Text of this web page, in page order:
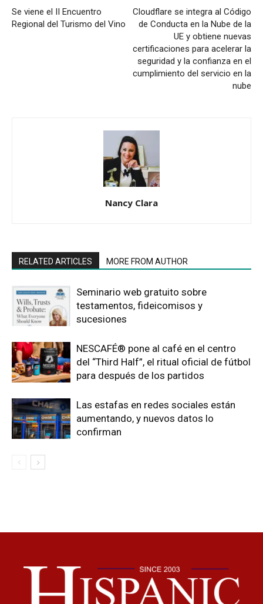
Se viene el II Encuentro
Regional del Turismo del Vino
Cloudflare se integra al Código
de Conducta en la Nube de la
UE y obtiene nuevas
certificaciones para acelerar la
seguridad y la confianza en el
cumplimiento del servicio en la
nube
Nancy Clara
RELATED ARTICLES MORE FROM AUTHOR
Seminario web gratuito sobre
testamentos, fideicomisos y
sucesiones
NESCAFÉ® pone al café en el centro
del “Third Half”, el ritual oficial de fútbol
para después de los partidos
Las estafas en redes sociales están
aumentando, y nuevos datos lo
confirman